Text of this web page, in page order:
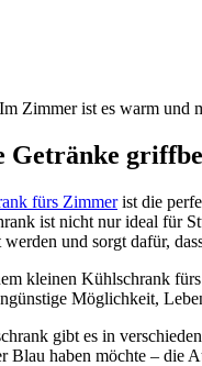
Zimmer ist es warm und
Getränke
fürs Zimmerist die
ist nicht nur ideal für
werden und sorgt dafür,
kleinen Kühlschrank
Möglichkeit,
gibt es in
Blau haben möchte – die